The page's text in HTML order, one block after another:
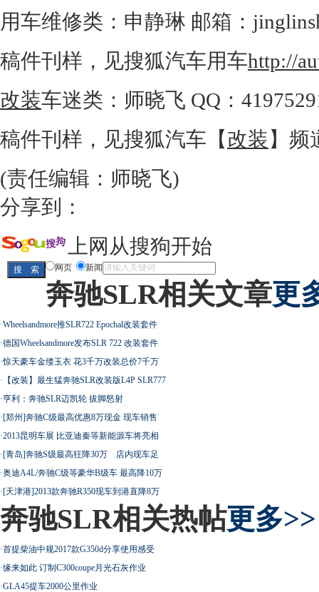
用车维修类：申静琳 邮箱：
稿件刊样，见搜狐汽车用车http://
改装车迷类：师晓飞 QQ：
稿件刊样，见搜狐汽车【改装 】频
(责任编辑：师晓飞)
分享到：
上网从搜狗开始
网页 新闻
奔驰SLR相关文章更
·Wheelsandmore推SLR722 Epochal改装套件
·德国Wheelsandmore发布SLR 722 改装套件
·惊天豪车金缕玉衣 花3千万改装总价7千万
· 【改装】最生猛奔驰SLR改装版L4P SLR777
·亨利：奔驰SLR迈凯轮 拔脚怒射
·[郑州]奔驰C级最高优惠8万现金 现车销售
·2013昆明车展 比亚迪秦等新能源车将亮相
·[青岛]奔驰S级最高狂降30万 店内现车足
·奥迪A4L/奔驰C级等豪华B级车 最高降10万
·[天津港]2013款奔驰R350现车到港直降8万
奔驰SLR相关热帖更多>>
·首提柴油中规2017款G350d分享使用感受
·缘来如此 订制C300coupe月光石灰作业
·GLA45提车2000公里作业